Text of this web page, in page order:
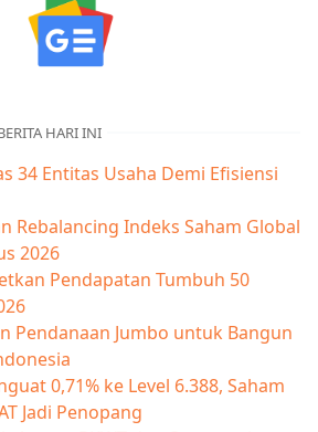
HARI INI
34 Entitas Usaha Demi Efisiensi
Rebalancing Indeks Saham Global
2026
Pendapatan Tumbuh 50
Pendanaan Jumbo untuk Bangun
0,71% ke Level 6.388, Saham
Jadi Penopang